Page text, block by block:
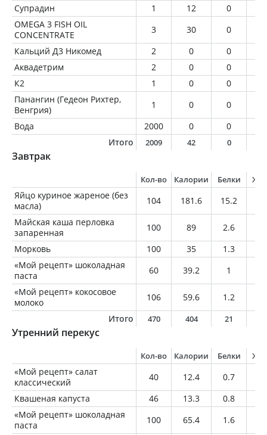
Супрадин 1 12 0
OMEGA 3 FISH OIL
CONCENTRATE
3 30 0
Кальций Д3 Никомед
2 0 0
Аквадетрим
2 0 0
К2
1 0 0
Панангин (Гедеон Рихтер,
Венгрия)
1 0 0
Вода
2000 0 0
Итого
2009 42 0
Завтрак
Кол-во Калории Белки
Яйцо куриное жареное (без
масла)
104 181.6 15.2
Майская каша перловка
запаренная
100 89 2.6
Морковь
100 35 1.3
«Мой рецепт» шоколадная
паста
60 39.2 1
«Мой рецепт» кокосовое
молоко
106 59.6 1.2
Итого
470 404 21
Утренний перекус
Кол-во Калории Белки
«Мой рецепт» салат
классический
40 12.4 0.7
Квашеная капуста
46 13.3 0.8
«Мой рецепт» шоколадная
паста
100 65.4 1.6